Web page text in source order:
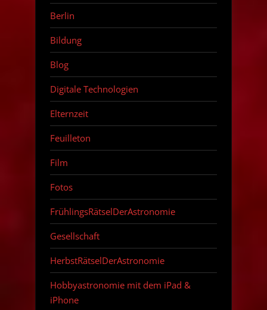
Berlin
Bildung
Blog
Digitale Technologien
Elternzeit
Feuilleton
Film
Fotos
FrühlingsRätselDerAstronomie
Gesellschaft
HerbstRätselDerAstronomie
Hobbyastronomie mit dem iPad &
iPhone